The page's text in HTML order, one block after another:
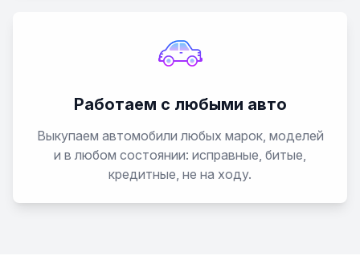
Работаем с любыми авто
Выкупаем автомобили любых марок, моделей
и в любом состоянии: исправные, битые,
кредитные, не на ходу.